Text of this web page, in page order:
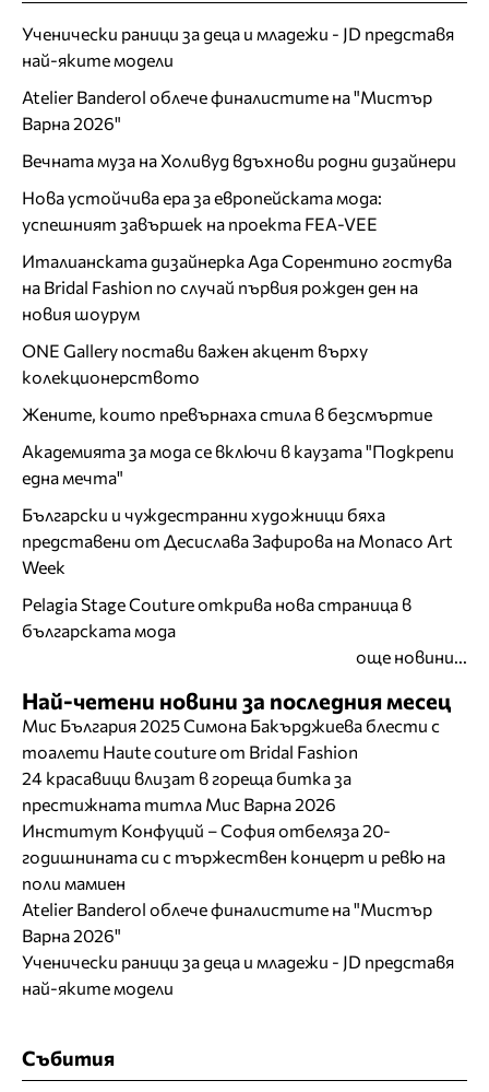
Ученически раници за деца и младежи - JD представя
най-яките модели
Atelier Banderol облече финалистите на "Мистър
Варна 2026"
Вечната муза на Холивуд вдъхнови родни дизайнери
Нова устойчива ера за европейската мода:
успешният завършек на проекта FEA-VEE
Италианската дизайнерка Ада Сорентино гостува
на Bridal Fashion по случай първия рожден ден на
новия шоурум
ONE Gallery постави важен акцент върху
колекционерството
Жените, които превърнаха стила в безсмъртие
Академията за мода се включи в каузата "Подкрепи
една мечта"
Български и чуждестранни художници бяха
представени от Десислава Зафирова на Monaco Art
Week
Pelagia Stage Couture открива нова страница в
българската мода
още новини...
Най-четени новини за последния месец
Мис България 2025 Симона Бакърджиева блести с
тоалети Haute couture от Bridal Fashion
24 красавици влизат в гореща битка за
престижната титла Мис Варна 2026
Институт Конфуций – София отбеляза 20-
годишнината си с тържествен концерт и ревю на
поли мамиен
Atelier Banderol облече финалистите на "Мистър
Варна 2026"
Ученически раници за деца и младежи - JD представя
най-яките модели
Събития